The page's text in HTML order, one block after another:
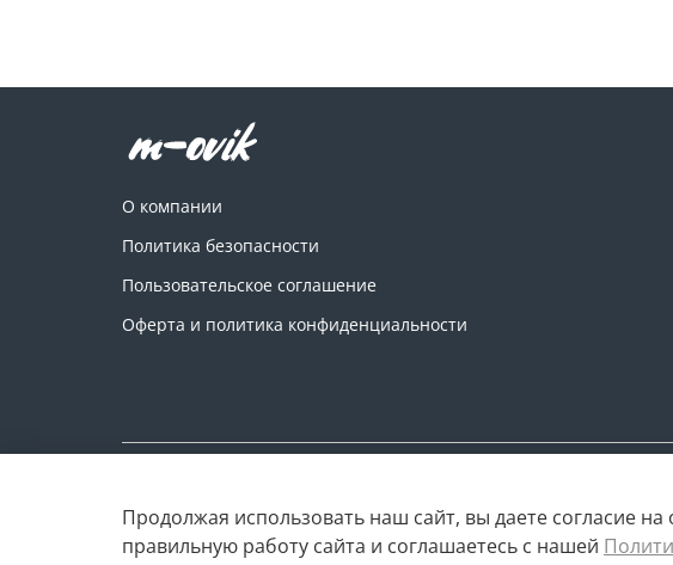
О компании
Политика безопасности
Пользовательское соглашение
Оферта и политика конфиденциальности
Продолжая использовать наш сайт, вы даете согласие
правильную работу сайта и соглашаетесь с нашей